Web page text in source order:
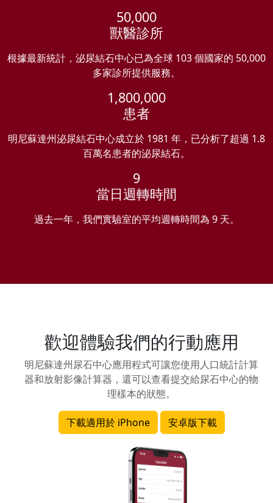
50,000
獸醫診所
根據最新統計，泌尿結石中心已為全球 103 個國家的 50,000
多家診所提供服務。
1,800,000
患者
明尼蘇達州泌尿結石中心成立於 1981 年，已分析了超過 1.8
百萬名患者的泌尿結石。
9
當日週轉時間
過去一年，我們實驗室的平均週轉時間為 9 天。
歡迎體驗我們的行動應用
明尼蘇達州尿石中心應用程式可讓您使用人口統計計算
器和放射影像計算器，還可以查看提交給尿石中心的物
理樣本的狀態。
下載適用於 iPhone 安卓版下載